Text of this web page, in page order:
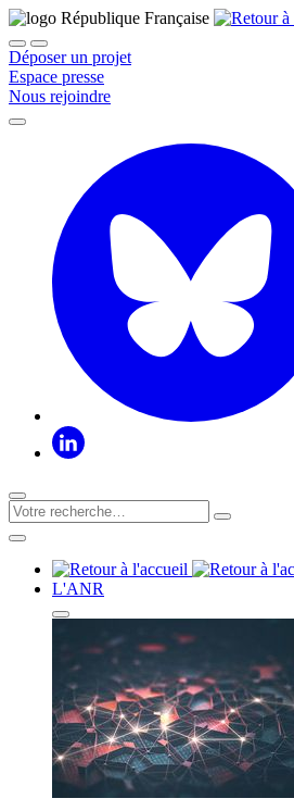
Déposer un projet
Espace presse
Nous rejoindre
L'ANR